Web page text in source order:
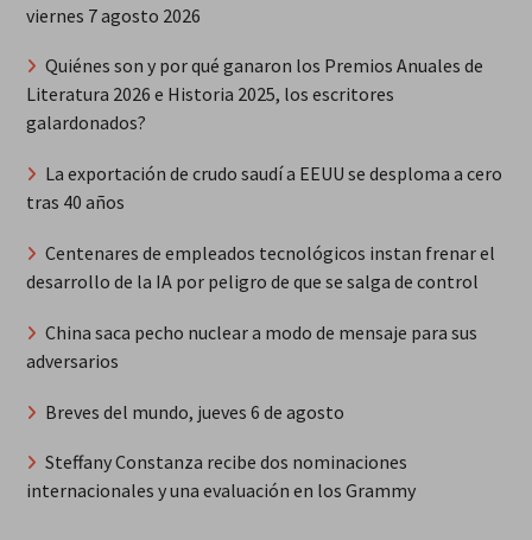
viernes 7 agosto 2026
Quiénes son y por qué ganaron los Premios Anuales de
Literatura 2026 e Historia 2025, los escritores
galardonados?
La exportación de crudo saudí a EEUU se desploma a cero
tras 40 años
Centenares de empleados tecnológicos instan frenar el
desarrollo de la IA por peligro de que se salga de control
China saca pecho nuclear a modo de mensaje para sus
adversarios
Breves del mundo, jueves 6 de agosto
Steffany Constanza recibe dos nominaciones
internacionales y una evaluación en los Grammy